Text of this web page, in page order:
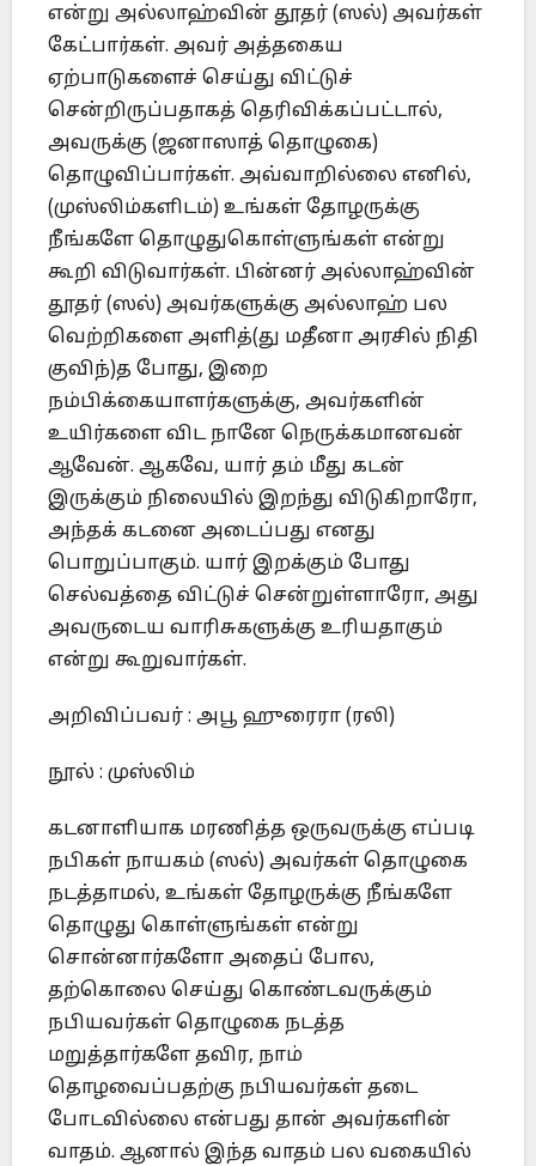
என்று அல்லாஹ்வின் தூதர் (ஸல்) அவர்கள்
கேட்பார்கள். அவர் அத்தகைய
ஏற்பாடுகளைச் செய்து விட்டுச்
சென்றிருப்பதாகத் தெரிவிக்கப்பட்டால்,
அவருக்கு (ஜனாஸாத் தொழுகை)
தொழுவிப்பார்கள். அவ்வாறில்லை எனில்,
(முஸ்லிம்களிடம்) உங்கள் தோழருக்கு
நீங்களே தொழுதுகொள்ளுங்கள் என்று
கூறி விடுவார்கள். பின்னர் அல்லாஹ்வின்
தூதர் (ஸல்) அவர்களுக்கு அல்லாஹ் பல
வெற்றிகளை அளித்(து மதீனா அரசில் நிதி
குவிந்)த போது, இறை
நம்பிக்கையாளர்களுக்கு, அவர்களின்
உயிர்களை விட நானே நெருக்கமானவன்
ஆவேன். ஆகவே, யார் தம் மீது கடன்
இருக்கும் நிலையில் இறந்து விடுகிறாரோ,
அந்தக் கடனை அடைப்பது எனது
பொறுப்பாகும். யார் இறக்கும் போது
செல்வத்தை விட்டுச் சென்றுள்ளாரோ, அது
அவருடைய வாரிசுகளுக்கு உரியதாகும்
என்று கூறுவார்கள்.
அறிவிப்பவர் : அபூ ஹுரைரா (ரலி)
நூல் : முஸ்லிம்
கடனாளியாக மரணித்த ஒருவருக்கு எப்படி
நபிகள் நாயகம் (ஸல்) அவர்கள் தொழுகை
நடத்தாமல், உங்கள் தோழருக்கு நீங்களே
தொழுது கொள்ளுங்கள் என்று
சொன்னார்களோ அதைப் போல,
தற்கொலை செய்து கொண்டவருக்கும்
நபியவர்கள் தொழுகை நடத்த
மறுத்தார்களே தவிர, நாம்
தொழவைப்பதற்கு நபியவர்கள் தடை
போடவில்லை என்பது தான் அவர்களின்
வாதம். ஆனால் இந்த வாதம் பல வகையில்